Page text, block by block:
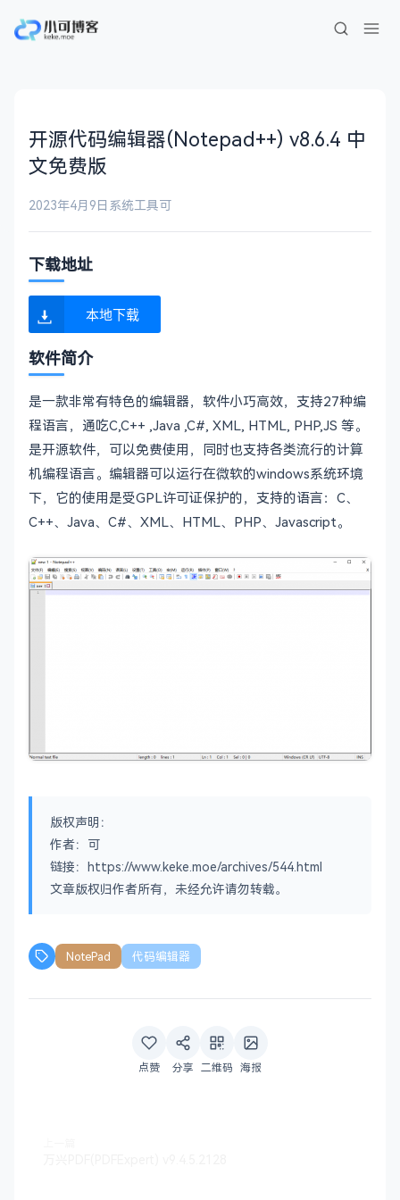
开源代码编辑器(Notepad++) v8.6.4 中
文免费版
2023年4月9日 系统工具可
下载地址
本地下载
软件简介
是一款非常有特色的编辑器，软件小巧高效，支持27种编
程语言，通吃C,C++ ,Java ,C#, XML, HTML, PHP,JS 等。
是开源软件，可以免费使用，同时也支持各类流行的计算
机编程语言。编辑器可以运行在微软的windows系统环境
下，它的使用是受GPL许可证保护的，支持的语言：C、
C++、Java、C#、XML、HTML、PHP、Javascript。
版权声明：
作者：可
链接：https://www.keke.moe/archives/544.html
文章版权归作者所有，未经允许请勿转载。
NotePad 代码编辑器
点赞 分享 二维码 海报